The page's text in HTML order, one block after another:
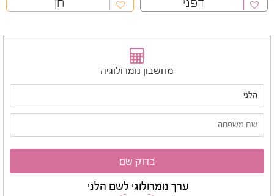
מחשבון נומרולוגיה
ערך נומרולוגי לשם הלני